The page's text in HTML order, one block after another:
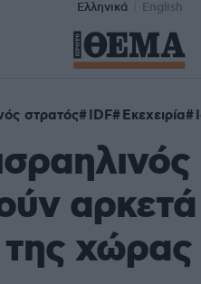
Ελληνικά English
στρατός IDF Εκεχειρία
της χώρας